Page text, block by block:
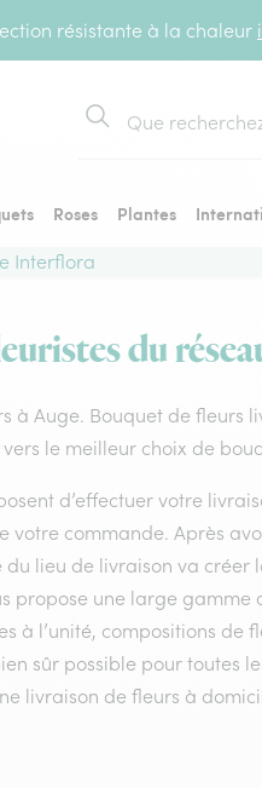
résistante à la chaleur
Rechercher
Roses Plantes
Interflora
du
à Auge. Bouquet de fleurs
le meilleur choix de
d’effectuer votre
votre commande. Après
lieu de livraison va
propose une large gamme
à l’unité, compositions de
sûr possible pour toutes
livraison de fleurs à